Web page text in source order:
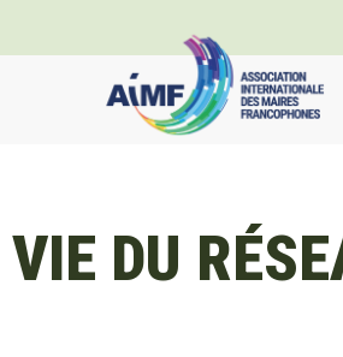
VIE DU